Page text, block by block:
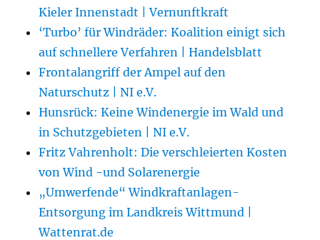
Kieler Innenstadt | Vernunftkraft
‘Turbo’ für Windräder: Koalition einigt sich
auf schnellere Verfahren | Handelsblatt
Frontalangriff der Ampel auf den
Naturschutz | NI e.V.
Hunsrück: Keine Windenergie im Wald und
in Schutzgebieten | NI e.V.
Fritz Vahrenholt: Die verschleierten Kosten
von Wind -und Solarenergie
„Umwerfende“ Windkraftanlagen-
Entsorgung im Landkreis Wittmund |
Wattenrat.de